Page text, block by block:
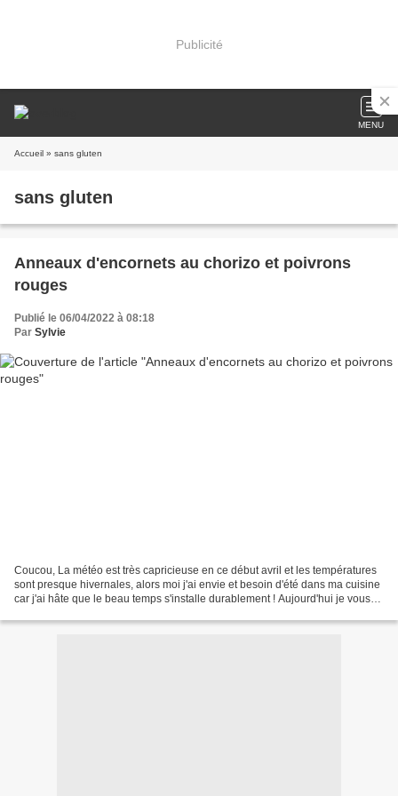
Publicité
MENU
Accueil » sans gluten
sans gluten
Anneaux d'encornets au chorizo et poivrons
rouges
Publié le 06/04/2022 à 08:18
Par Sylvie
Coucou, La météo est très capricieuse en ce début avril et les températures
sont presque hivernales, alors moi j'ai envie et besoin d'été dans ma cuisine
car j'ai hâte que le beau temps s'installe durablement ! Aujourd'hui je vous